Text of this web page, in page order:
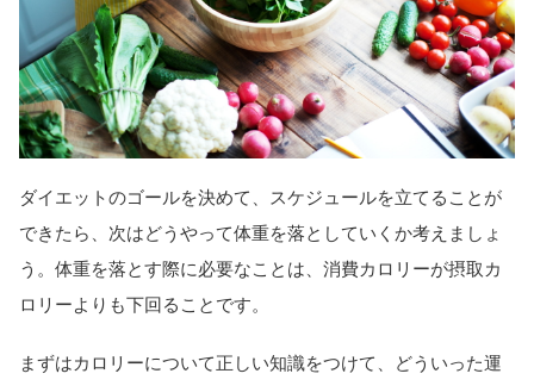
ダイエットのゴールを決めて、スケジュールを立てることが
できたら、次はどうやって体重を落としていくか考えましょ
う。体重を落とす際に必要なことは、消費カロリーが摂取カ
ロリーよりも下回ることです。
まずはカロリーについて正しい知識をつけて、どういった運